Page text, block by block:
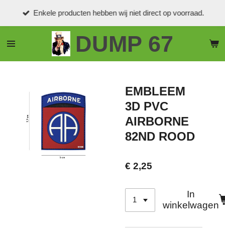
de
DUMP 67
Enkele producten hebben wij niet direct op voorraad.
EMBLEEM
3D PVC
AIRBORNE
82ND ROOD
€ 2,25
In
winkelwagen